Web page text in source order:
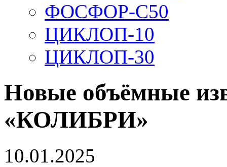
ФОСФОР-С50
ЦИКЛОП-10
ЦИКЛОП-30
Новые объёмные
«КОЛИБРИ»
10.01.2025